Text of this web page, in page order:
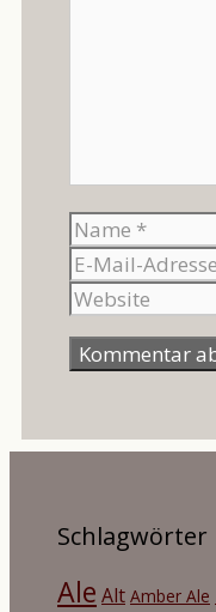
Name
Schlagwörter
Ale Alt Amber Ale